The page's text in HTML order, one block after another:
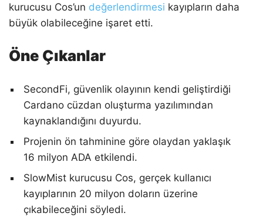
kurucusu Cos’un değerlendirmesi kayıpların daha
büyük olabileceğine işaret etti.
Öne Çıkanlar
SecondFi, güvenlik olayının kendi geliştirdiği
Cardano cüzdan oluşturma yazılımından
kaynaklandığını duyurdu.
Projenin ön tahminine göre olaydan yaklaşık
16 milyon ADA etkilendi.
SlowMist kurucusu Cos, gerçek kullanıcı
kayıplarının 20 milyon doların üzerine
çıkabileceğini söyledi.